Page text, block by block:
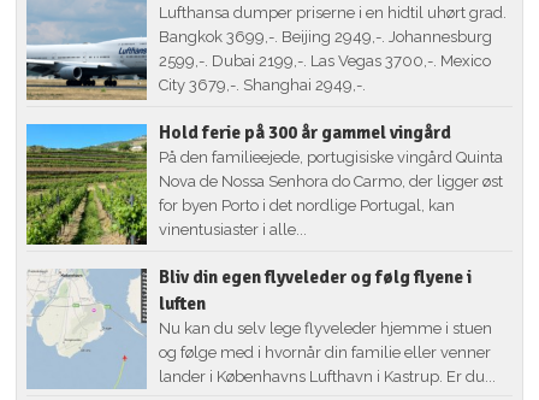
Lufthansa dumper priserne i en hidtil uhørt grad.
Bangkok 3699,-. Beijing 2949,-. Johannesburg
2599,-. Dubai 2199,-. Las Vegas 3700,-. Mexico
City 3679,-. Shanghai 2949,-.
Hold ferie på 300 år gammel vingård
På den familieejede, portugisiske vingård Quinta
Nova de Nossa Senhora do Carmo, der ligger øst
for byen Porto i det nordlige Portugal, kan
vinentusiaster i alle...
Bliv din egen flyveleder og følg flyene i
luften
Nu kan du selv lege flyveleder hjemme i stuen
og følge med i hvornår din familie eller venner
lander i Københavns Lufthavn i Kastrup. Er du...